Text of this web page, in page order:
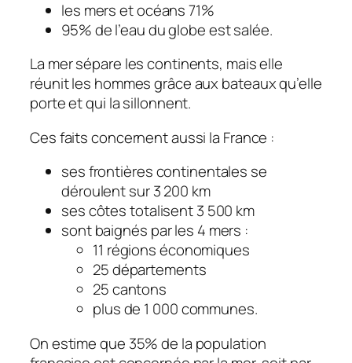
les mers et océans 71%
95% de l’eau du globe est salée.
La mer sépare les continents, mais elle
réunit les hommes grâce aux bateaux qu’elle
porte et qui la sillonnent.
Ces faits concernent aussi la France :
ses frontières continentales se
déroulent sur 3 200 km
ses côtes totalisent 3 500 km
sont baignés par les 4 mers :
11 régions économiques
25 départements
25 cantons
plus de 1 000 communes.
On estime que 35% de la population